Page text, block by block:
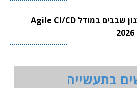
וובינר סינופסיס לתכנון שבבים במודל Agile CI/CD
בתעשייה